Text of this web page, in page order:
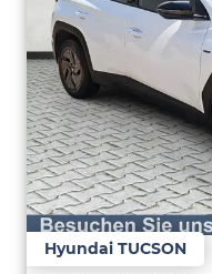
Hyundai TUCSON